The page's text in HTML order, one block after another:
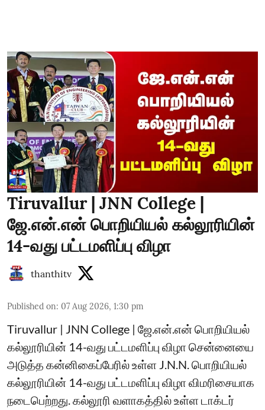
Tiruvallur | JNN College |
ஜே.என்.என் பொறியியல் கல்லூரியின்
14-வது பட்டமளிப்பு விழா
thanthitv
Published on: 07 Aug 2026, 1:30 pm
Tiruvallur | JNN College | ஜே.என்.என் பொறியியல்
கல்லூரியின் 14-வது பட்டமளிப்பு விழா சென்னையை
அடுத்த கன்னிகைப்பேரில் உள்ள J.N.N. பொறியியல்
கல்லூரியின் 14-வது பட்டமளிப்பு விழா விமரிசையாக
நடைபெற்றது. கல்லூரி வளாகத்தில் உள்ள டாக்டர்